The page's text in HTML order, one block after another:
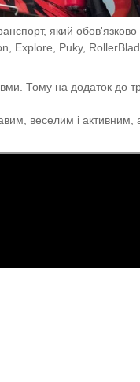
який обов'язково
Puky,
Тому на додаток до
веселим і